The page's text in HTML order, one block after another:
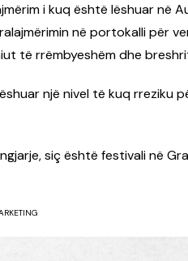
i kuq është lëshuar në
në portokalli për
të rrëmbyeshëm dhe
një nivel të kuq rreziku
siç është festivali në